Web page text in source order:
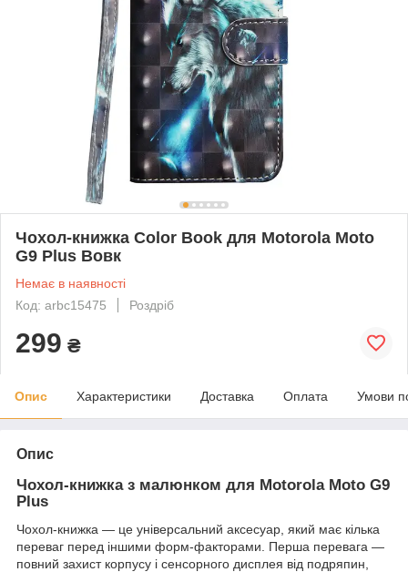
Чохол-книжка Color Book для Motorola Moto
G9 Plus Вовк
Немає в наявності
Код: arbc15475
Роздріб
299 ₴
Опис Характеристики Доставка Оплата Умови
Опис
Чохол-книжка з малюнком для Motorola Moto G9
Plus
Чохол-книжка ― це універсальний аксесуар, який має кілька
переваг перед іншими форм-факторами. Перша перевага ―
повний захист корпусу і сенсорного дисплея від подряпин,